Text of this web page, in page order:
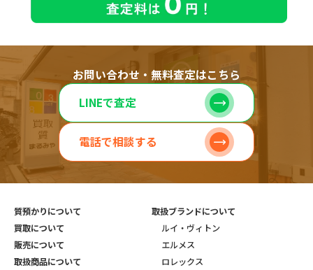
お問い合わせ・無料査定はこちら
LINEで査定
電話で相談する
質預かりについて
買取について
販売について
取扱商品について
取扱ブランドについて
ルイ・ヴィトン
エルメス
ロレックス